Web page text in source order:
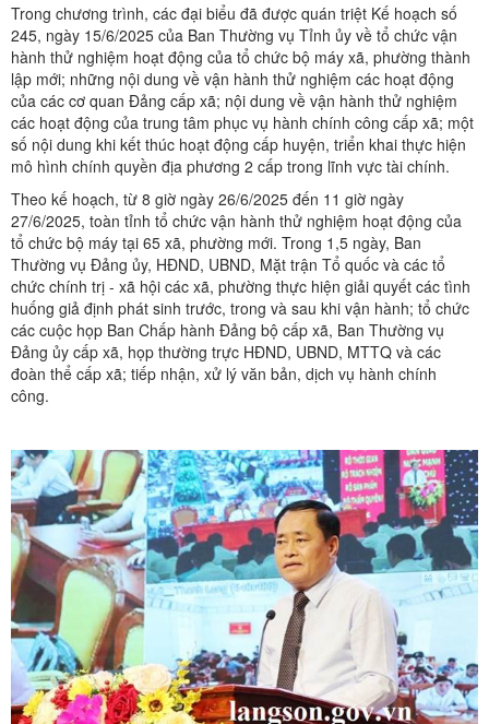
Trong chương trình, các đại biểu đã được quán triệt Kế hoạch số
245, ngày 15/6/2025 của Ban Thường vụ Tỉnh ủy về tổ chức vận
hành thử nghiệm hoạt động của tổ chức bộ máy xã, phường thành
lập mới; những nội dung về vận hành thử nghiệm các hoạt động
của các cơ quan Đảng cấp xã; nội dung về vận hành thử nghiệm
các hoạt động của trung tâm phục vụ hành chính công cấp xã; một
số nội dung khi kết thúc hoạt động cấp huyện, triển khai thực hiện
mô hình chính quyền địa phương 2 cấp trong lĩnh vực tài chính.
Theo kế hoạch, từ 8 giờ ngày 26/6/2025 đến 11 giờ ngày
27/6/2025, toàn tỉnh tổ chức vận hành thử nghiệm hoạt động của
tổ chức bộ máy tại 65 xã, phường mới. Trong 1,5 ngày, Ban
Thường vụ Đảng ủy, HĐND, UBND, Mặt trận Tổ quốc và các tổ
chức chính trị - xã hội các xã, phường thực hiện giải quyết các tình
huống giả định phát sinh trước, trong và sau khi vận hành; tổ chức
các cuộc họp Ban Chấp hành Đảng bộ cấp xã, Ban Thường vụ
Đảng ủy cấp xã, họp thường trực HĐND, UBND, MTTQ và các
đoàn thể cấp xã; tiếp nhận, xử lý văn bản, dịch vụ hành chính
công.